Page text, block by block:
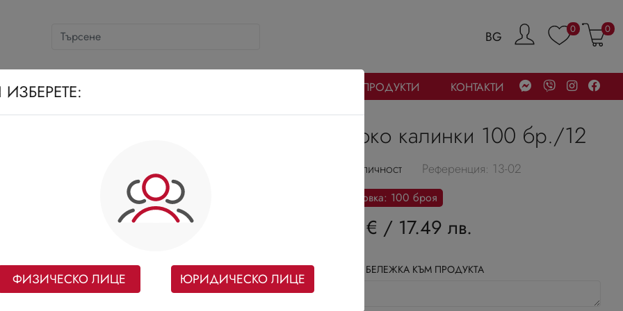
BG 0 0
КАТЕГОРИИ ДУБАЙСКИ ПРОДУКТИ КОНТАКТИ
Шоко калинки 100 бр./12
В наличност Референция: 13-02
Разфасовка: 100 броя
8.94 € / 17.49 лв.
ДОБАВИ БЕЛЕЖКА КЪМ ПРОДУКТА
ФИЗИЧЕСКО ЛИЦЕ ЮРИДИЧЕСКО ЛИЦЕ